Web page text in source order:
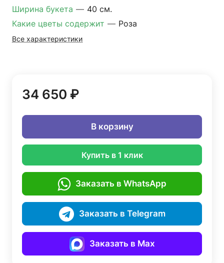
Ширина букета — 40 см.
Какие цветы содержит — Роза
Все характеристики
34 650 ₽
В корзину
Купить в 1 клик
Заказать в WhatsApp
Заказать в Telegram
Заказать в Max